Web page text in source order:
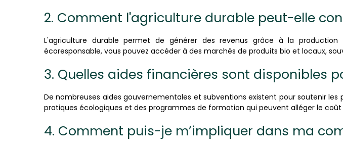
2. Comment l'agriculture durable peut-elle
L'agriculture durable permet de générer des revenus grâce à la
écoresponsable, vous pouvez accéder à des marchés de produits bio et locaux,
3. Quelles aides financières sont disponibles
De nombreuses aides gouvernementales et subventions existent pour soutenir
pratiques écologiques et des programmes de formation qui peuvent alléger le
4. Comment puis-je m’impliquer dans ma